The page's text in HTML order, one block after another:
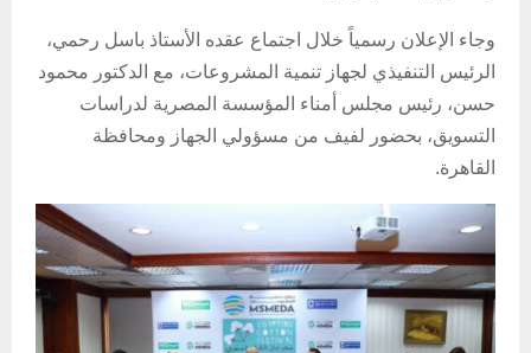
وجاء الإعلان رسمياً خلال اجتماع عقده الأستاذ باسل رحمي،
الرئيس التنفيذي لجهاز تنمية المشروعات، مع الدكتور محمود
حسن، رئيس مجلس أمناء المؤسسة المصرية لدراسات
التسويق، بحضور لفيف من مسؤولي الجهاز ومحافظة
القاهرة.